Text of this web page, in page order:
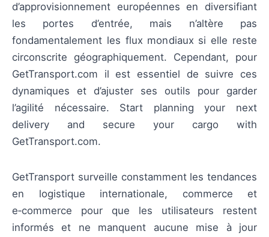
d’approvisionnement européennes en diversifiant
les portes d’entrée, mais n’altère pas
fondamentalement les flux mondiaux si elle reste
circonscrite géographiquement. Cependant, pour
GetTransport.com il est essentiel de suivre ces
dynamiques et d’ajuster ses outils pour garder
l’agilité nécessaire. Start planning your next
delivery and secure your cargo with
GetTransport.com.
GetTransport surveille constamment les tendances
en logistique internationale, commerce et
e‑commerce pour que les utilisateurs restent
informés et ne manquent aucune mise à jour